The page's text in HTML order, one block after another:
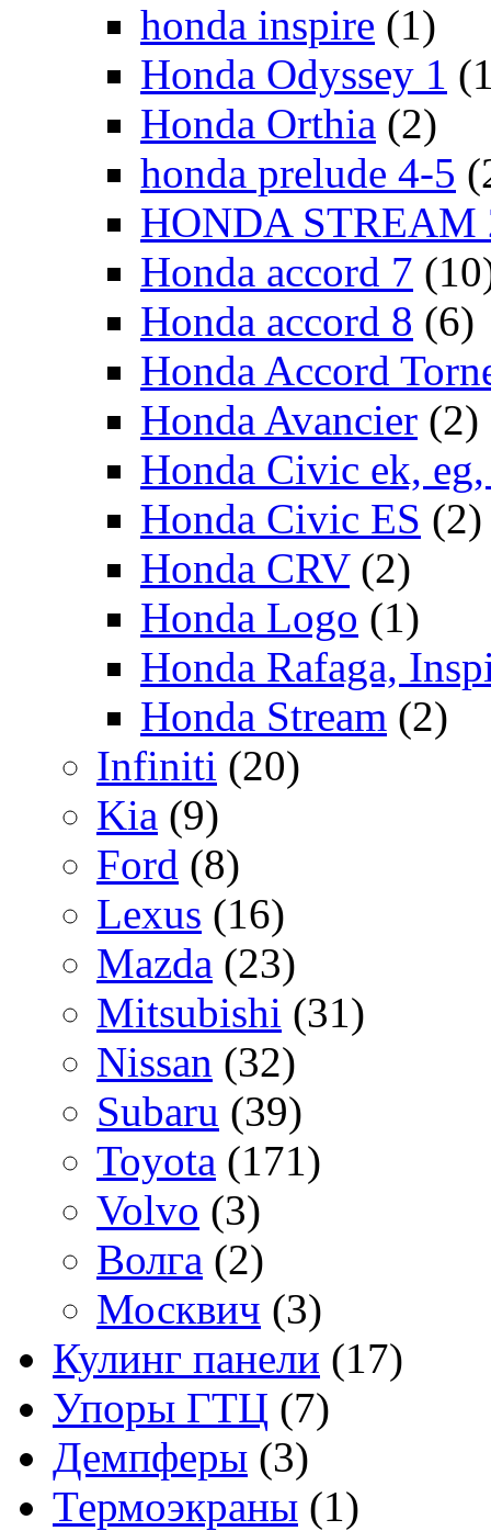
honda inspire (1)
Honda Odyssey 1
Honda Orthia (2)
honda prelude 4-5
HONDA STREAM
Honda accord 7
Honda accord 8 (6)
Honda Accord
Honda Avancier (2)
Honda Civic ek,
Honda Civic ES (2)
Honda CRV (2)
Honda Logo (1)
Honda Rafaga,
Honda Stream (2)
Infiniti (20)
Kia (9)
Ford (8)
Lexus (16)
Mazda (23)
Mitsubishi (31)
Nissan (32)
Subaru (39)
Toyota (171)
Volvo (3)
Волга (2)
Москвич (3)
Кулинг панели (17)
Упоры ГТЦ (7)
Демпферы (3)
Термоэкраны (1)